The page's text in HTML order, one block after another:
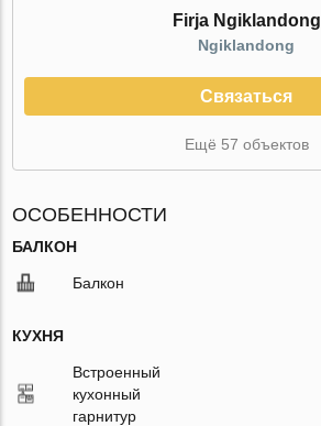
Firja Ngiklandong
Ngiklandong
Связаться
Ещё 57 объектов
ОСОБЕННОСТИ
БАЛКОН
Балкон
КУХНЯ
Встроенный
кухонный
гарнитур